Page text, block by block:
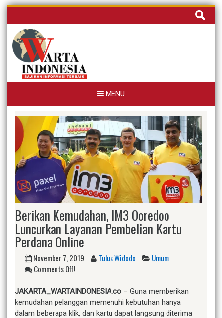
Skip
content
Cari
untuk:
MENU
Berikan Kemudahan, IM3 Ooredoo
Luncurkan Layanan Pembelian Kartu
Perdana Online
November 7, 2019 Tulus Widodo
Umum
Comments Off!
JAKARTA_WARTAINDONESIA.co – Guna memberikan
kemudahan pelanggan memenuhi kebutuhan hanya
dalam beberapa klik, dan kartu dapat langsung diterima